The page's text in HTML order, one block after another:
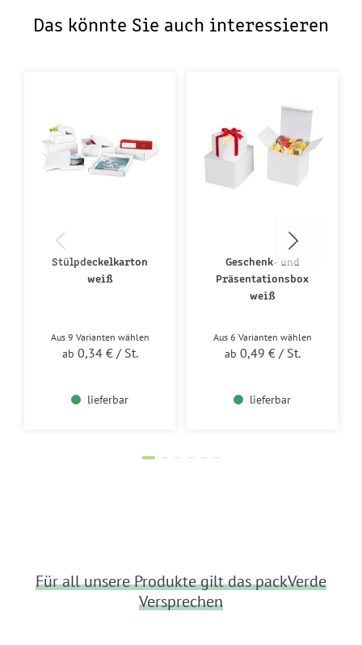
Das könnte Sie auch interessieren
Stülpdeckelkarton
weiß
Aus 9 Varianten wählen
ab 0,34 € / St.
lieferbar
Geschenk- und
Präsentationsbox
weiß
Aus 6 Varianten wählen
ab 0,49 € / St.
lieferbar
Für all unsere Produkte gilt das packVerde
Versprechen